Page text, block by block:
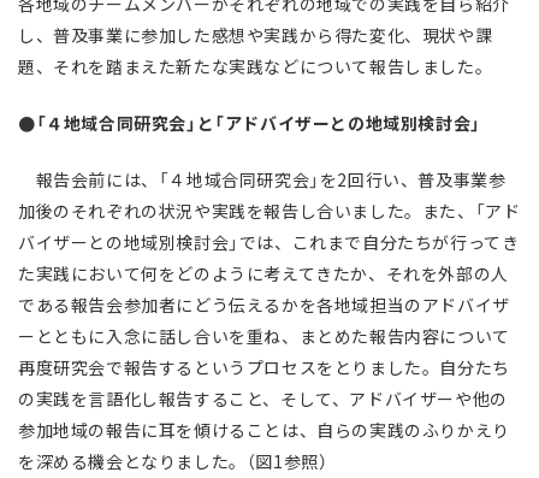
し、普及事業に参加した感想や実践から得た変化、現状や課
題、それを踏まえた新たな実践などについて報告しました。
●「４地域合同研究会」と「アドバイザーとの地域別検討会」
報告会前には、「４地域合同研究会」を2回行い、普及事業参
加後のそれぞれの状況や実践を報告し合いました。また、「アド
バイザーとの地域別検討会」では、これまで自分たちが行ってき
た実践において何をどのように考えてきたか、それを外部の人
である報告会参加者にどう伝えるかを各地域担当のアドバイザ
ーとともに入念に話し合いを重ね、まとめた報告内容について
再度研究会で報告するというプロセスをとりました。自分たち
の実践を言語化し報告すること、そして、アドバイザーや他の
参加地域の報告に耳を傾けることは、自らの実践のふりかえり
を深める機会となりました。（図1参照）